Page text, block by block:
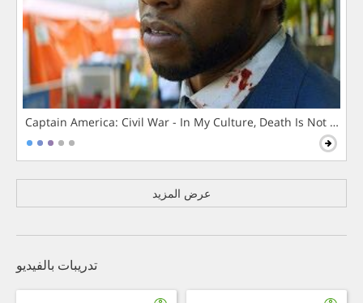
Captain America: Civil War - In My Culture, Death Is Not The
عرض المزيد
تدريبات بالفيديو